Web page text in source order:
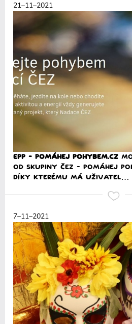
21–11–2021
EPP - Pomáhej pohybem.cz
od Skupiny ČEZ - Pomáhej
díky kterému má uživatel…
Přečíst
7–11–2021